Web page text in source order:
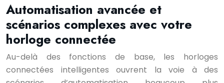
Automatisation avancée et
scénarios complexes avec votre
horloge connectée
Au-delà des fonctions de base, les horloges
connectées intelligentes ouvrent la voie à des